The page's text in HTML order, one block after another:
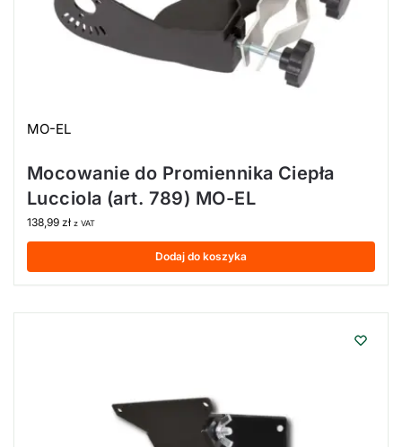
MO-EL
Mocowanie do Promiennika Ciepła
Lucciola (art. 789) MO-EL
138,99 zł z VAT
Dodaj do koszyka